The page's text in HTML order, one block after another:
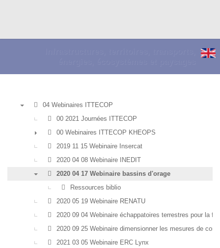
04 Webinaires ITTECOP
00 2021 Journées ITTECOP
►
00 Webinaires ITTECOP KHEOPS
2019 11 15 Webinaire Insercat
2020 04 08 Webinaire INEDIT
2020 04 17 Webinaire bassins d'orage
Ressources biblio
2020 05 19 Webinaire RENATU
2020 09 04 Webinaire échappatoires terrestres pour la
2020 09 25 Webinaire dimensionner les mesures de
2021 03 05 Webinaire ERC Lynx